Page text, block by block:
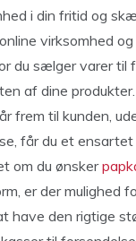
i din fritid og
virksomhed
du sælger varer
af dine
frem til kunden,
får du et
om du ønsker
er der mulighed
have den rigtige